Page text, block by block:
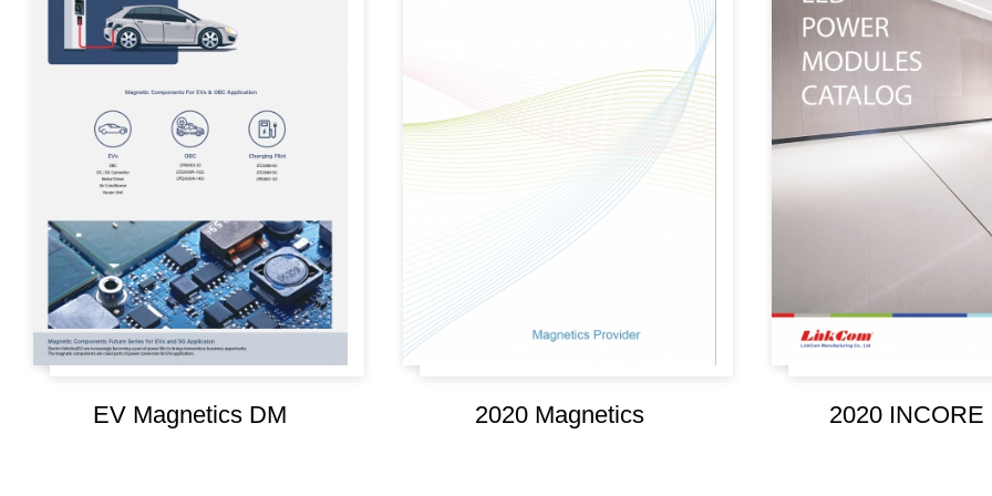
EV Magnetics DM 2020 Magnetics 2020 INCORE